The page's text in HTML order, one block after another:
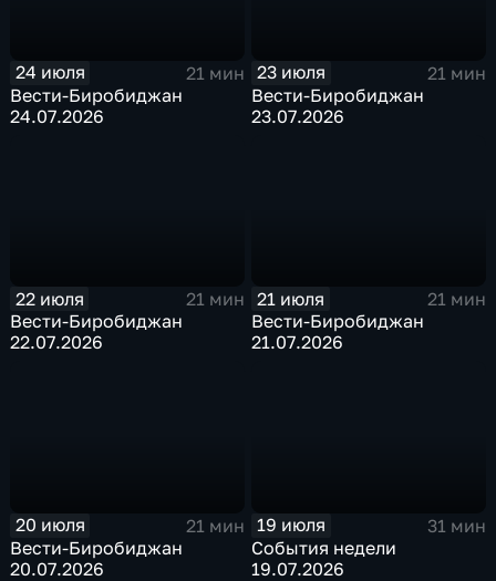
24 июля
21 мин
Вести-Биробиджан
24.07.2026
23 июля
21 мин
Вести-Биробиджан
23.07.2026
22 июля
21 мин
Вести-Биробиджан
22.07.2026
21 июля
21 мин
Вести-Биробиджан
21.07.2026
20 июля
21 мин
Вести-Биробиджан
20.07.2026
19 июля
31 мин
События недели
19.07.2026